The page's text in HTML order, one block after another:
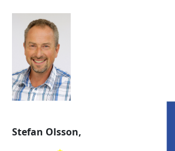
Stefan Olsson,